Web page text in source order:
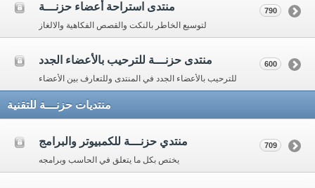
منتدى استراحة أعضاء حزنـــة
لتوسيع الخاطر بالنكت والقصص الفكاهية والالغاز
790
منتدى حزنـــة للترحيب بالأعضاء الجدد
للترحيب بالأعضاء الجدد في المنتدى وللتعارف بين الأعضاء
600
منتديات حزنـــة للتقنية
منتدي حزنـــة للكمبيوتر والبرامج
يختص بكل ما يتعلق في الحاسب وبرامجه
709